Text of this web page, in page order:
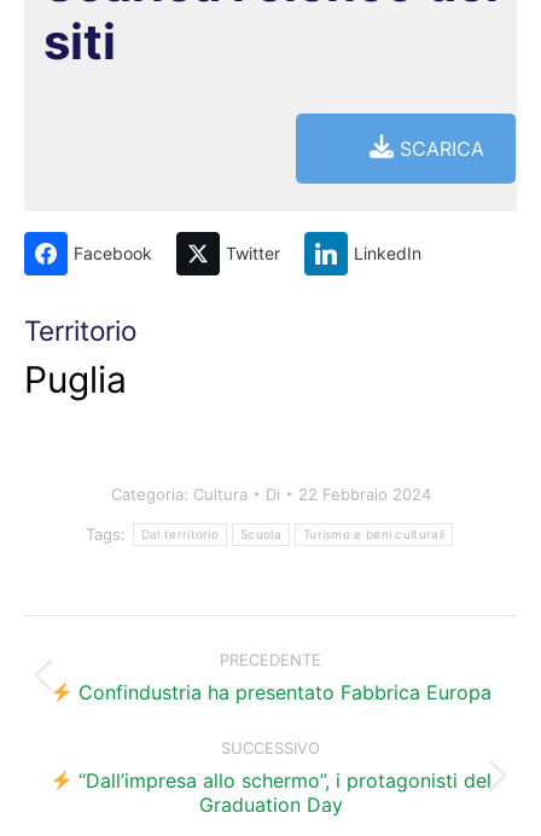
siti
SCARICA
Facebook Twitter LinkedIn
Territorio
Puglia
Categoria: Cultura Di 22 Febbraio 2024
Tags: Dal territorio Scuola Turismo e beni culturali
tra
PRECEDENTE
Post
Confindustria ha presentato Fabbrica Europa
SUCCESSIVO
Prossimo
post:
“Dall’impresa allo schermo”, i protagonisti del
Graduation Day